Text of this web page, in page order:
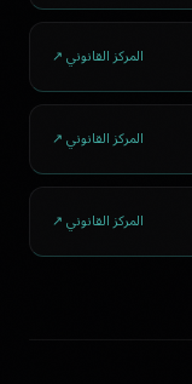
المركز القانوني ↗
المركز القانوني ↗
المركز القانوني ↗